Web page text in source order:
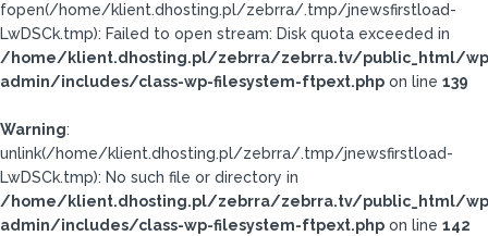
fopen(/home/klient.dhosting.pl/zebrra/.tmp/jnewsfirstload-
LwDSCk.tmp): Failed to open stream: Disk quota exceeded in
/home/klient.dhosting.pl/zebrra/zebrra.tv/public_html/
admin/includes/class-wp-filesystem-ftpext.php on line 139
Warning:
unlink(/home/klient.dhosting.pl/zebrra/.tmp/jnewsfirstload-
LwDSCk.tmp): No such file or directory in
/home/klient.dhosting.pl/zebrra/zebrra.tv/public_html/
admin/includes/class-wp-filesystem-ftpext.php on line 142